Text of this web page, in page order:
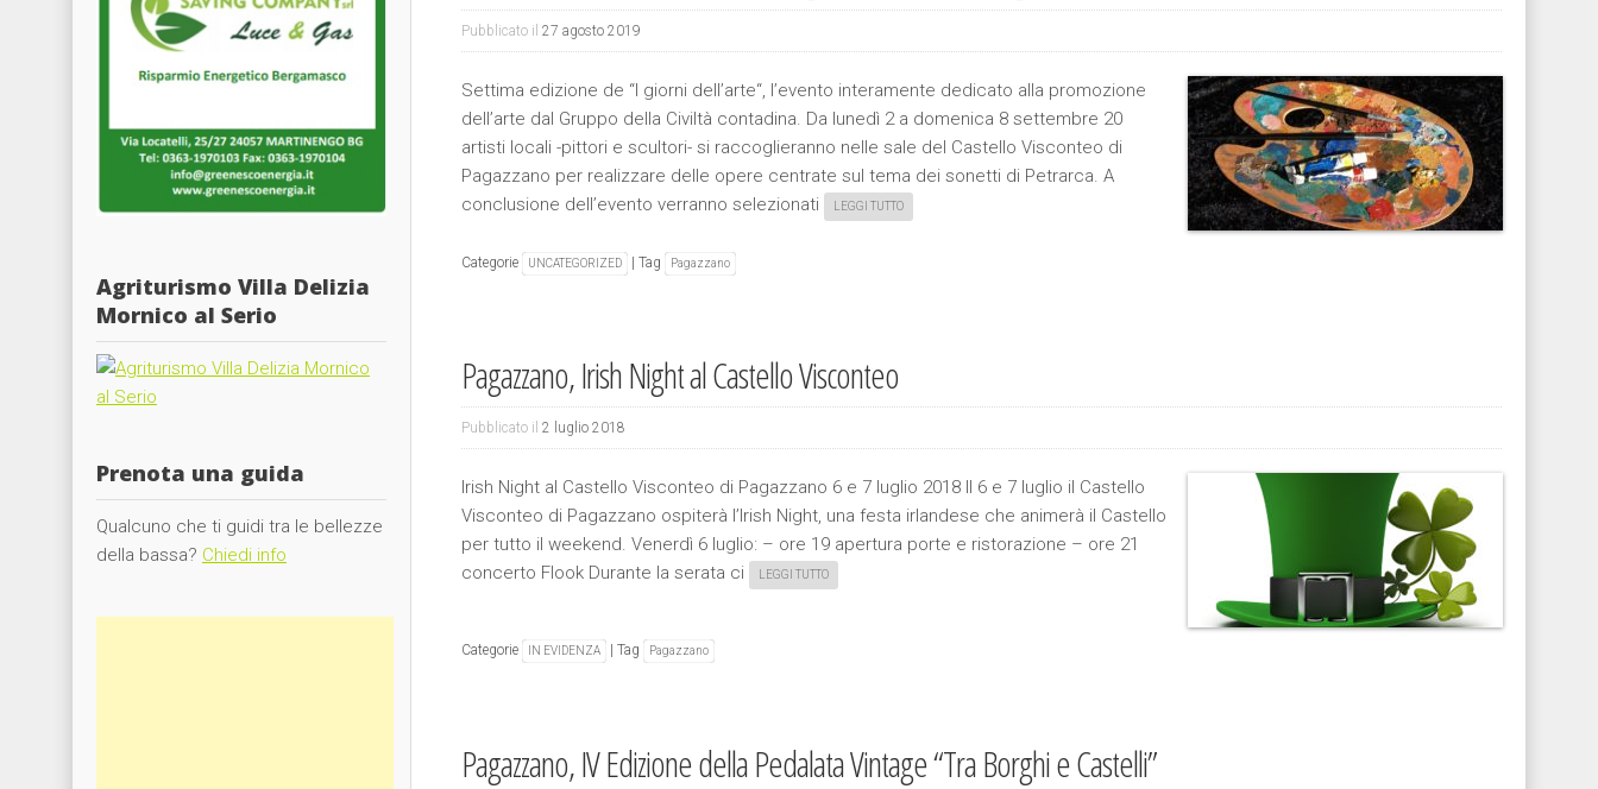
Pubblicato il 27 agosto 2019
Settima edizione de “I giorni dell’arte“, l’evento interamente dedicato alla promozione
dell’arte dal Gruppo della Civiltà contadina. Da lunedì 2 a domenica 8 settembre 20
artisti locali -pittori e scultori- si raccoglieranno nelle sale del Castello Visconteo di
Pagazzano per realizzare delle opere centrate sul tema dei sonetti di Petrarca. A
conclusione dell’evento verranno selezionati
LEGGI TUTTO
Categorie UNCATEGORIZED | Tag Pagazzano
Pagazzano, Irish Night al Castello Visconteo
Pubblicato il 2 luglio 2018
Irish Night al Castello Visconteo di Pagazzano 6 e 7 luglio 2018 Il 6 e 7 luglio il Castello
Visconteo di Pagazzano ospiterà l’Irish Night, una festa irlandese che animerà il Castello
per tutto il weekend. Venerdì 6 luglio: – ore 19 apertura porte e ristorazione – ore 21
concerto Flook Durante la serata ci
LEGGI TUTTO
Categorie IN EVIDENZA Tag Pagazzano
Pagazzano, IV Edizione della Pedalata Vintage “Tra Borghi e Castelli”
Agriturismo Villa Delizia
Mornico al Serio
Prenota una guida
Qualcuno che ti guidi tra le bellezze
della bassa? Chiedi info